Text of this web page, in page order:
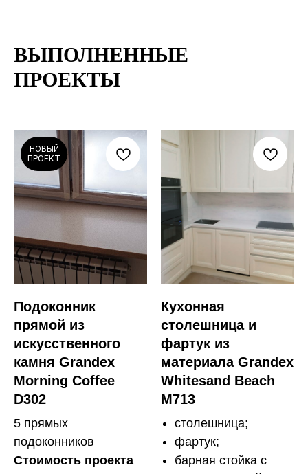
ВЫПОЛНЕННЫЕ
ПРОЕКТЫ
НОВЫЙ
ПРОЕКТ
Подоконник
прямой из
искусственного
камня Grandex
Morning Coffee
D302
5 прямых
подоконников
Стоимость проекта
Кухонная
столешница и
фартук из
материала Grandex
Whitesand Beach
M713
столешница;
фартук;
барная стойка с